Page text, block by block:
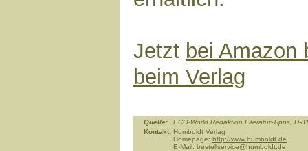
Jetzt bei Amazon
beim Verlag
Quelle:
ECO-World Redaktion Literatur-Tipps, D-
Kontakt: Humboldt Verlag
Homepage: http://www.humboldt.de
E-Mail: bestellservice@humboldt.de